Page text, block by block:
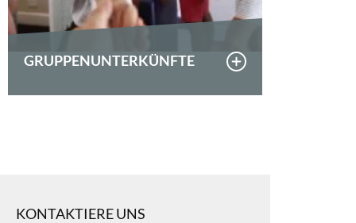
GRUPPENUNTERKÜNFTE
KONTAKTIERE UNS